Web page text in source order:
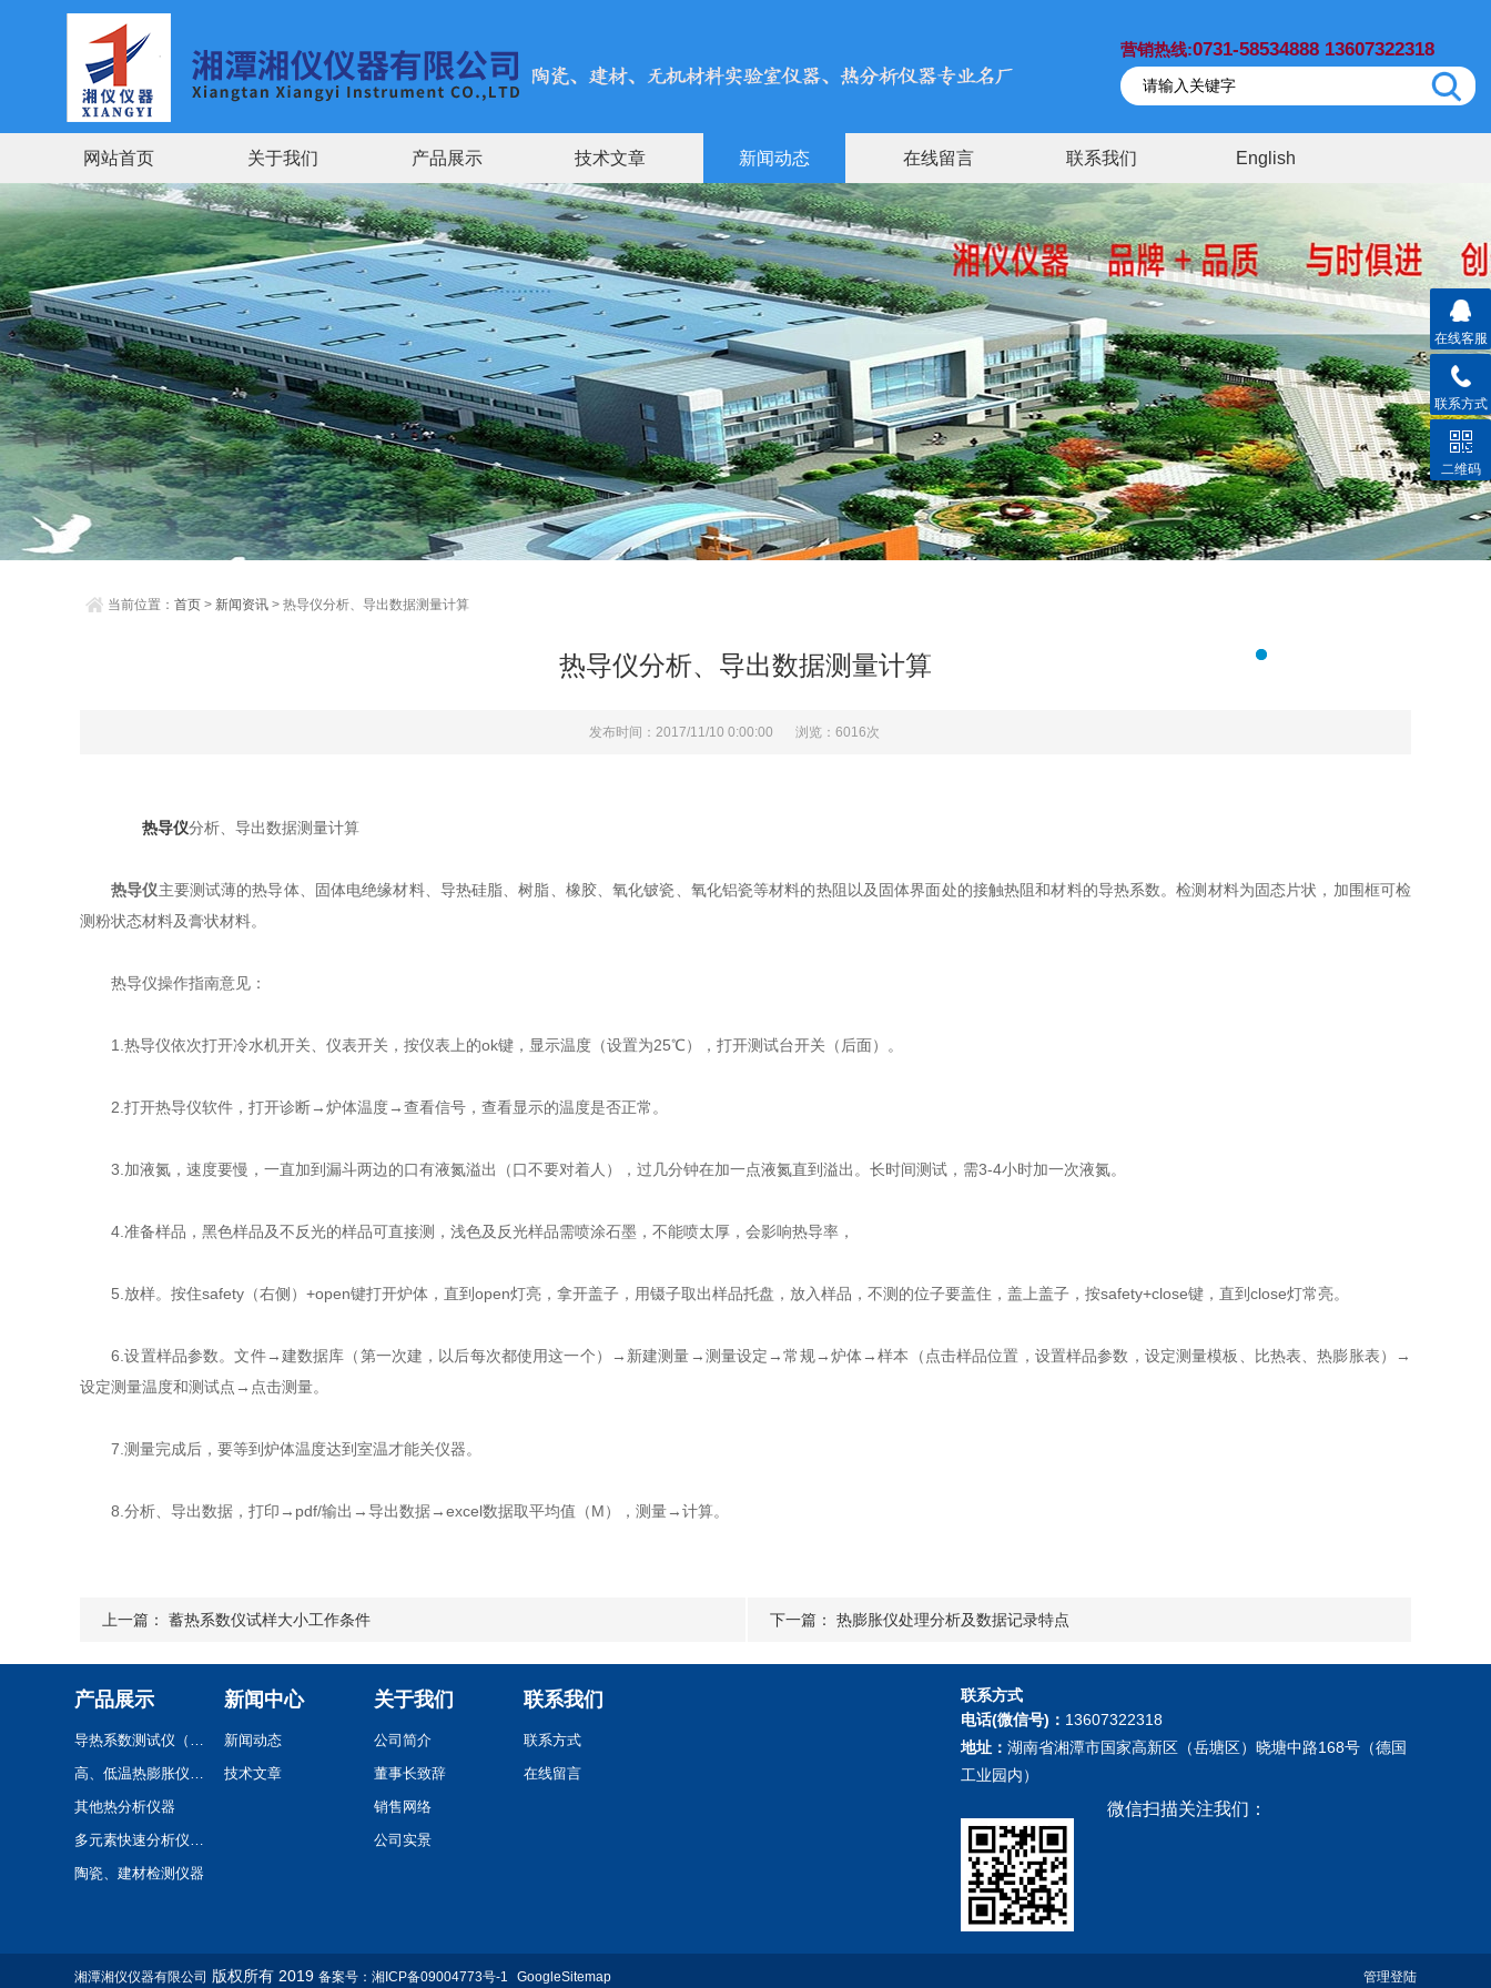
营销热线:0731-58534888 13607322318
网站首页 关于我们 产品展示 技术文章 新闻动态 在线留言 联系我们 English
当前位置： 首页 > 新闻资讯 > 热导仪分析、导出数据测量计算
热导仪分析、导出数据测量计算
发布时间：2017/11/10 0:00:00 浏览：6016次
热导仪分析、导出数据测量计算
热导仪主要测试薄的热导体、固体电绝缘材料、导热硅脂、树脂、橡胶、氧化铍瓷、氧化铝瓷等材料的热阻以及固体界面处的接触热阻和材料的导热系数。检测材料为固态片状，加围框可检
测粉状态材料及膏状材料。
热导仪操作指南意见：
1.热导仪依次打开冷水机开关、仪表开关，按仪表上的ok键，显示温度（设置为25℃），打开测试台开关（后面）。
2.打开热导仪软件，打开诊断→炉体温度→查看信号，查看显示的温度是否正常。
3.加液氮，速度要慢，一直加到漏斗两边的口有液氮溢出（口不要对着人），过几分钟在加一点液氮直到溢出。长时间测试，需3-4小时加一次液氮。
4.准备样品，黑色样品及不反光的样品可直接测，浅色及反光样品需喷涂石墨，不能喷太厚，会影响热导率，
5.放样。按住safety（右侧）+open键打开炉体，直到open灯亮，拿开盖子，用镊子取出样品托盘，放入样品，不测的位子要盖住，盖上盖子，按safety+close键，直到close灯常亮。
6.设置样品参数。文件→建数据库（第一次建，以后每次都使用这一个）→新建测量→测量设定→常规→炉体→样本（点击样品位置，设置样品参数，设定测量模板、比热表、热膨胀表）→
设定测量温度和测试点→点击测量。
7.测量完成后，要等到炉体温度达到室温才能关仪器。
8.分析、导出数据，打印→pdf/输出→导出数据→excel数据取平均值（M），测量→计算。
上一篇： 蓄热系数仪试样大小工作条件 下一篇： 热膨胀仪处理分析及数据记录特点
产品展示
导热系数测试仪（系列）
高、低温热膨胀仪(系列)
其他热分析仪器
多元素快速分析仪(系列)
陶瓷、建材检测仪器
土工,混凝土检测仪器/蓄热系数仪/比热容测定仪
新闻中心
新闻动态
技术文章
关于我们
公司简介
董事长致辞
销售网络
公司实景
联系我们
联系方式
在线留言
联系方式
电话(微信号)： 13607322318
地址： 湖南省湘潭市国家高新区（岳塘区）晓塘中路168号（德国
工业园内）
微信扫描关注我们：
管理登陆
湘潭湘仪仪器有限公司 版权所有 2019备案号：湘ICP备09004773号-1 GoogleSitemap
在线客服
联系方式
二维码